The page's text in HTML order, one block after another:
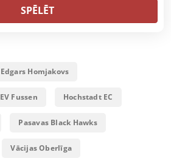
SPĒLĒT
Edgars Homjakovs
EV Fussen Hochstadt EC
Pasavas Black Hawks
Vācijas Oberlīga